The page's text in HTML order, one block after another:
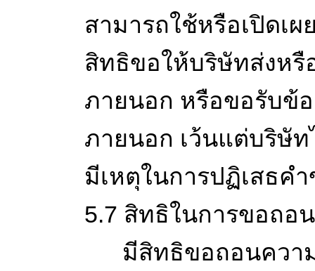
สามารถใช้หรือเปิดเ
สิทธิขอให้บริษัทส่งห
ภายนอก หรือขอรับข้
ภายนอก เว้นแต่บริษั
มีเหตุในการปฏิเสธค
5.7 สิทธิในการขอถอ
มีสิทธิขอถอนความ